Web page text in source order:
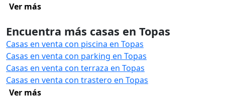
Ver más
Encuentra más casas en Topas
Casas en venta con piscina en Topas
Casas en venta con parking en Topas
Casas en venta con terraza en Topas
Casas en venta con trastero en Topas
Ver más